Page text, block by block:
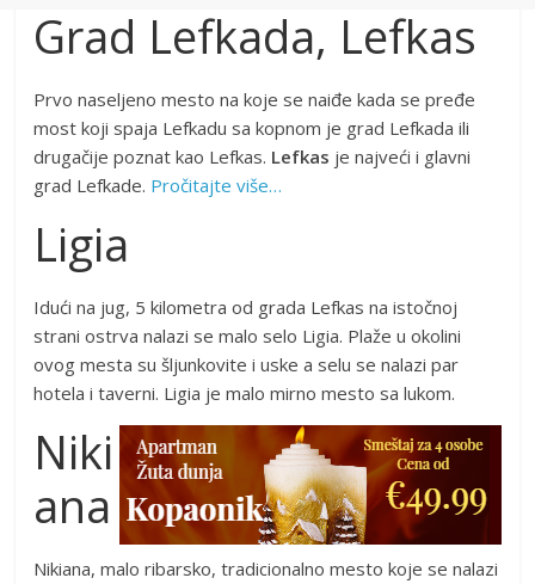
Grad Lefkada, Lefkas
Prvo naseljeno mesto na koje se naiđe kada se pređe
most koji spaja Lefkadu sa kopnom je grad Lefkada ili
drugačije poznat kao Lefkas. Lefkas je najveći i glavni
grad Lefkade. Pročitajte više…
Ligia
Idući na jug, 5 kilometra od grada Lefkas na istočnoj
strani ostrva nalazi se malo selo Ligia. Plaže u okolini
ovog mesta su šljunkovite i uske a selu se nalazi par
hotela i taverni. Ligia je malo mirno mesto sa lukom.
Niki
ana
Nikiana, malo ribarsko, tradicionalno mesto koje se nalazi